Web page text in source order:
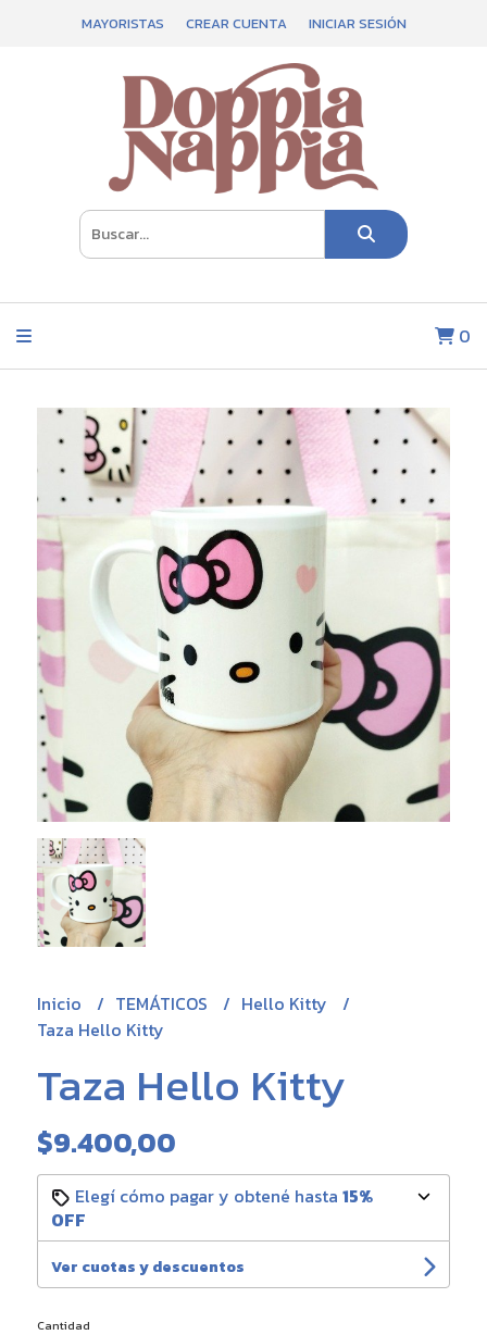
MAYORISTAS CREAR CUENTA INICIAR SESIÓN
0
Inicio TEMÁTICOS
Hello Kitty
Taza Hello Kitty
Taza Hello Kitty
$9.400,00
Elegí cómo pagar y obtené hasta 15%
OFF
Ver cuotas y descuentos
Cantidad